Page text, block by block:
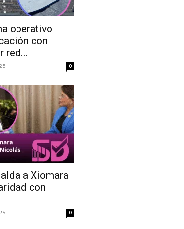
operativo
con
red...
0
a Xiomara
con
0